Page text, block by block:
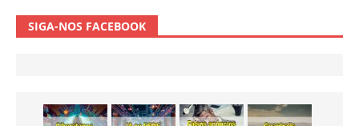
SIGA-NOS FACEBOOK